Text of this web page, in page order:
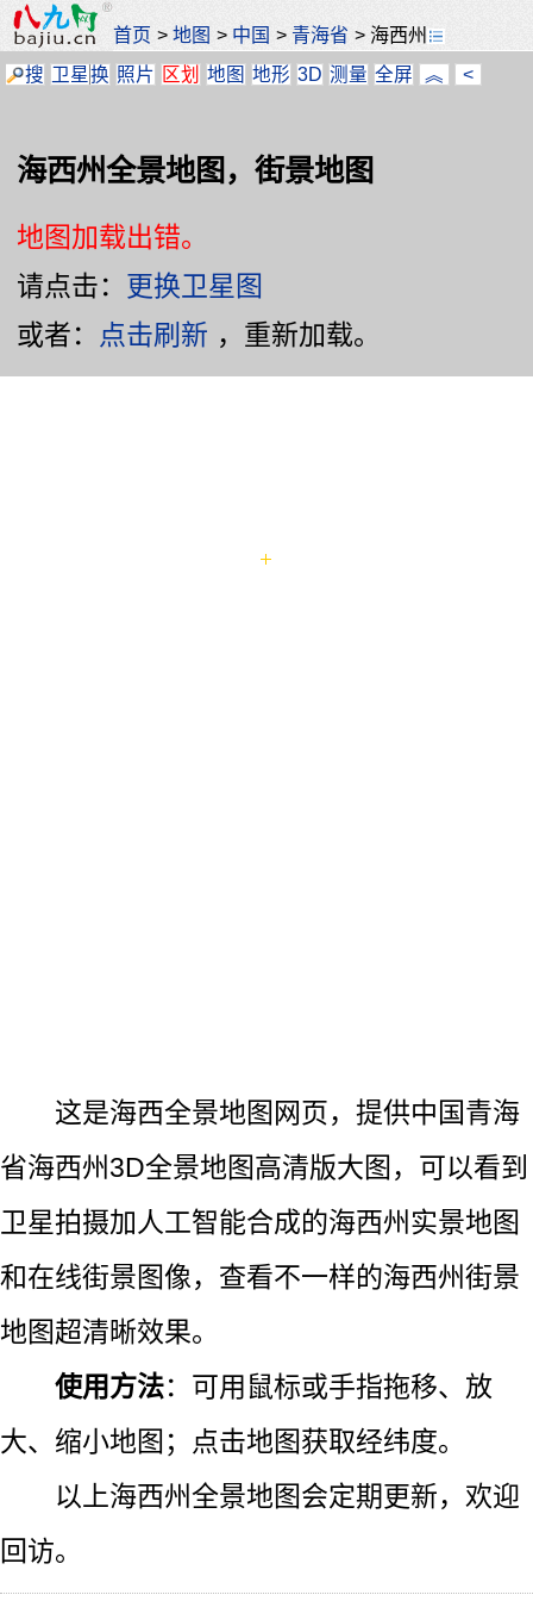
首页 >地图 > 中国 > 青海省 >海西州
搜 卫星换 照片 区划 地图 地形 3D 测量 全屏 ︽ <
海西州全景地图，街景地图
地图加载出错。
请点击： 更换卫星图
或者：
点击刷新 ，重新加载。
这是海西全景地图网页，提供中国青海
省海西州3D全景地图高清版大图，可以看到
卫星拍摄加人工智能合成的海西州实景地图
和在线街景图像，查看不一样的海西州街景
地图超清晰效果。
使用方法：可用鼠标或手指拖移、放
大、缩小地图；点击地图获取经纬度。
以上海西州全景地图会定期更新，欢迎
回访。